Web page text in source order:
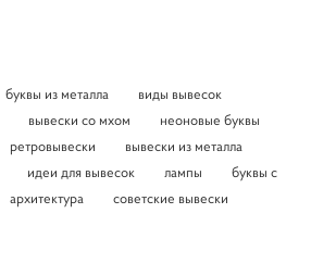
буквы из металла
виды вывесок
вывески со мхом
неоновые буквы
ретровывески
вывески из металла
идеи для вывесок лампы
буквы с
архитектура советские вывески